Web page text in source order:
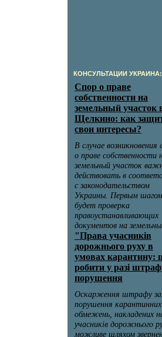
КОНСУЛЬТАЦИИ УКРАИНА: